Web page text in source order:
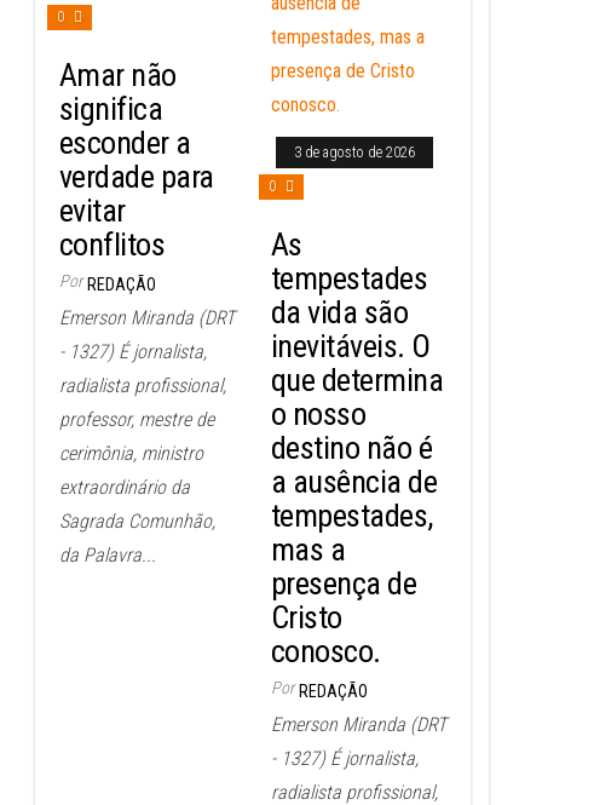
0
Amar não
significa
esconder a
verdade para
evitar
conflitos
Por REDAÇÃO
Emerson Miranda (DRT
- 1327) É jornalista,
radialista profissional,
professor, mestre de
cerimônia, ministro
extraordinário da
Sagrada Comunhão,
da Palavra...
3 de agosto de 2026
0
As
tempestades
da vida são
inevitáveis. O
que determina
o nosso
destino não é
a ausência de
tempestades,
mas a
presença de
Cristo
conosco.
Por REDAÇÃO
Emerson Miranda (DRT
- 1327) É jornalista,
radialista profissional,